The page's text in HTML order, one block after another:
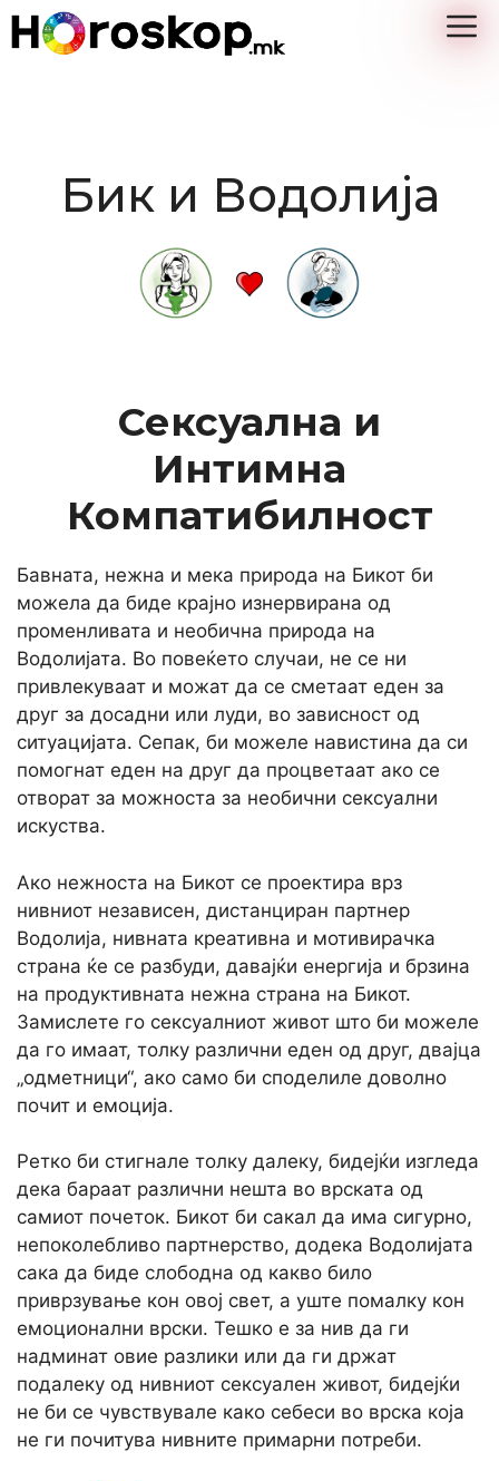
Skip
Бик и Водолија
Сексуална и
Интимна
Компатибилност
Бавната, нежна и мека природа на Бикот би
можела да биде крајно изнервирана од
променливата и необична природа на
Водолијата. Во повеќето случаи, не се ни
привлекуваат и можат да се сметаат еден за
друг за досадни или луди, во зависност од
ситуацијата. Сепак, би можеле навистина да си
помогнат еден на друг да процветаат ако се
отворат за можноста за необични сексуални
искуства.
Ако нежноста на Бикот се проектира врз
нивниот независен, дистанциран партнер
Водолија, нивната креативна и мотивирачка
страна ќе се разбуди, давајќи енергија и брзина
на продуктивната нежна страна на Бикот.
Замислете го сексуалниот живот што би можеле
да го имаат, толку различни еден од друг, двајца
„одметници“, ако само би споделиле доволно
почит и емоција.
Ретко би стигнале толку далеку, бидејќи изгледа
дека бараат различни нешта во врската од
самиот почеток. Бикот би сакал да има сигурно,
непоколебливо партнерство, додека Водолијата
сака да биде слободна од какво било
приврзување кон овој свет, а уште помалку кон
емоционални врски. Тешко е за нив да ги
надминат овие разлики или да ги држат
подалеку од нивниот сексуален живот, бидејќи
не би се чувствувале како себеси во врска која
не ги почитува нивните примарни потреби.